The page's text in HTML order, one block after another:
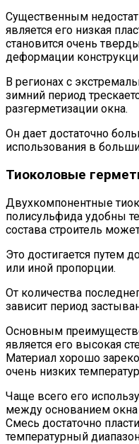
Существенным
является его низкая
становится очень
деформации
В регионах с
зимний период
разгерметизации окна.
Он дает достаточно
использования в
Тиоколовые
Двухкомпонентные
полисульфида удобны
состава строитель
Это достигается путем
или иной пропорции.
От количества
зависит период
Основным
является его высокая
Материал хорошо
очень низких
Чаще всего его
между основанием
Смесь достаточно
температурный